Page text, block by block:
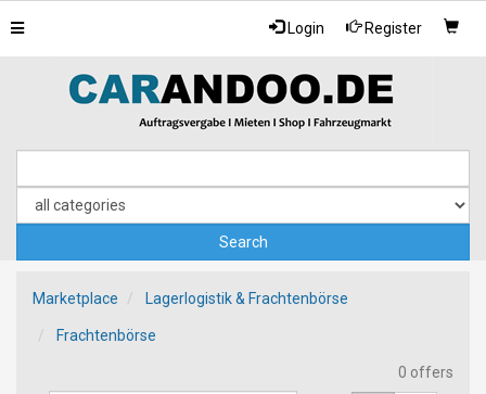
Login Register
Toggle
navigation
Marketplace Lagerlogistik & Frachtenbörse
Frachtenbörse
0 offers